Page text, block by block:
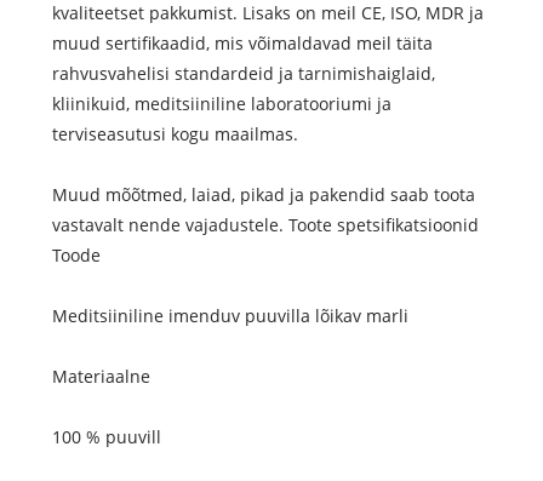
kvaliteetset pakkumist. Lisaks on meil CE, ISO, MDR ja
muud sertifikaadid, mis võimaldavad meil täita
rahvusvahelisi standardeid ja tarnimishaiglaid,
kliinikuid, meditsiiniline laboratooriumi ja
terviseasutusi kogu maailmas.
Muud mõõtmed, laiad, pikad ja pakendid saab toota
vastavalt nende vajadustele. Toote spetsifikatsioonid
Toode
Meditsiiniline imenduv puuvilla lõikav marli
Materiaalne
100 % puuvill